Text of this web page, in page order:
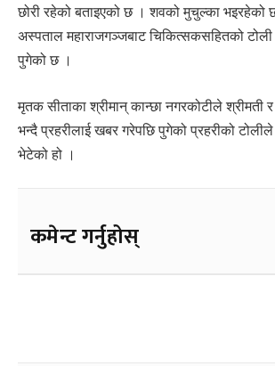
छोरी रहेको बताइएको छ । शवको मुचुल्का भइरहेको
अस्पताल महाराजगञ्जबाट चिकित्सकसहितको
पुगेको छ ।
मृतक सीताका श्रीमान् कान्छा नगरकोटीले श्रीमती र
भन्दै प्रहरीलाई खबर गरेपछि पुगेको प्रहरीको
भेटेको हो ।
कमेन्ट गर्नुहोस्